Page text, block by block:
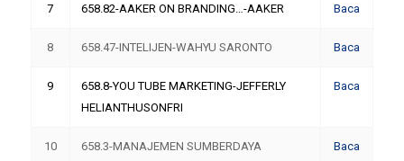
7 658.82-AAKER ON BRANDING…-AAKER Baca
8 658.47-INTELIJEN-WAHYU SARONTO Baca
9
658.8-YOU TUBE MARKETING-JEFFERLY
HELIANTHUSONFRI
Baca
10
658.3-MANAJEMEN SUMBERDAYA
Baca